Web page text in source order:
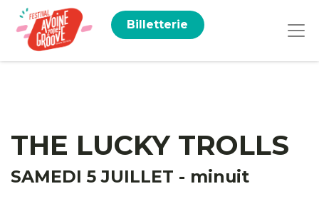
Billetterie
THE LUCKY TROLLS
SAMEDI 5 JUILLET - minuit